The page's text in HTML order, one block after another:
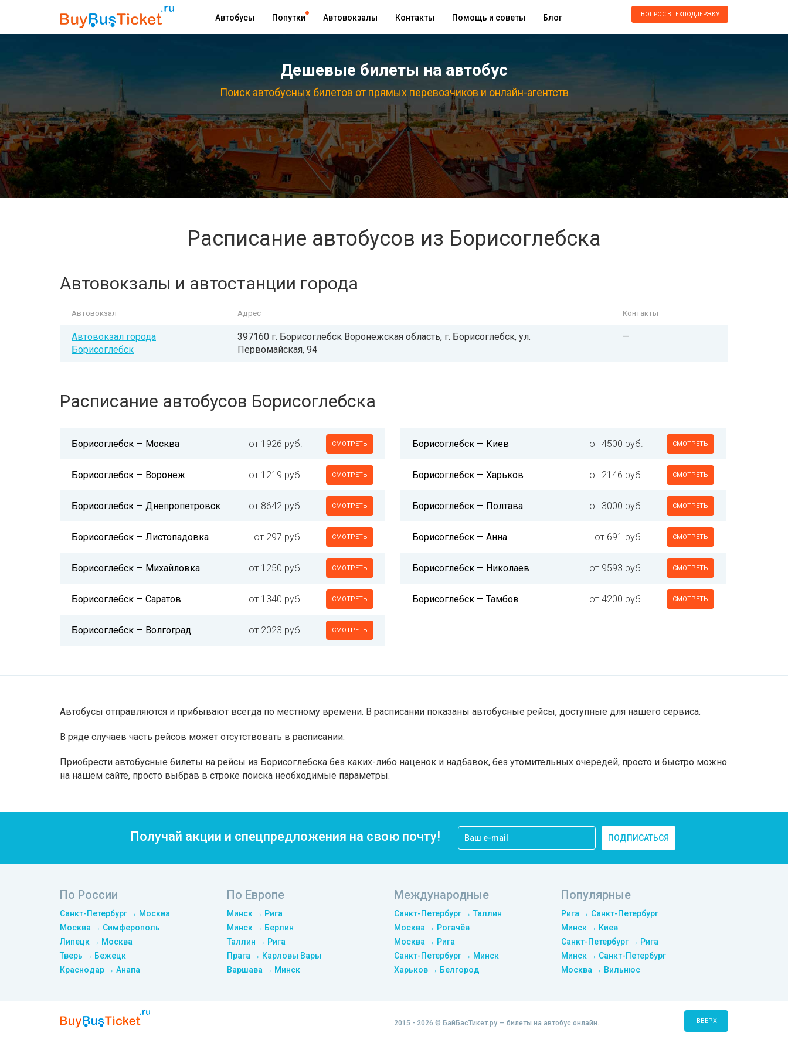
Автобусы Попутки Автовокзалы Контакты Помощь и советы Блог ВОПРОС В ТЕХПОДДЕРЖКУ
Дешевые билеты на автобус
Поиск автобусных билетов от прямых перевозчиков и онлайн-агентств
Расписание автобусов из Борисоглебска
Автовокзалы и автостанции города
Автовокзал Адрес Контакты
Автовокзал города
Борисоглебск
397160 г. Борисоглебск Воронежская область, г. Борисоглебск, ул.
Первомайская, 94
—
Расписание автобусов Борисоглебска
Борисоглебск — Москва СМОТРЕТЬ
от 1926 руб. Борисоглебск — Киев СМОТРЕТЬ
от 4500 руб.
Борисоглебск — Воронеж СМОТРЕТЬ
от 1219 руб. Борисоглебск — Харьков СМОТРЕТЬ
от 2146 руб.
Борисоглебск — Днепропетровск СМОТРЕТЬ
от 8642 руб. Борисоглебск — Полтава СМОТРЕТЬ
от 3000 руб.
Борисоглебск — Листопадовка СМОТРЕТЬ
от 297 руб. Борисоглебск — Анна СМОТРЕТЬ
от 691 руб.
Борисоглебск — Михайловка СМОТРЕТЬ
от 1250 руб. Борисоглебск — Николаев СМОТРЕТЬ
от 9593 руб.
Борисоглебск — Саратов СМОТРЕТЬ
от 1340 руб. Борисоглебск — Тамбов СМОТРЕТЬ
от 4200 руб.
Борисоглебск — Волгоград СМОТРЕТЬ
от 2023 руб.
Автобусы отправляются и прибывают всегда по местному времени. В расписании показаны автобусные рейсы, доступные для нашего сервиса.
В ряде случаев часть рейсов может отсутствовать в расписании.
Приобрести автобусные билеты на рейсы из Борисоглебска без каких-либо наценок и надбавок, без утомительных очередей, просто и быстро можно
на нашем сайте, просто выбрав в строке поиска необходимые параметры.
Получай акции и спецпредложения на свою почту! ПОДПИСАТЬСЯ
По России
Санкт-Петербург → Москва
Москва → Симферополь
Липецк → Москва
Тверь → Бежецк
Краснодар → Анапа
По Европе
Минск → Рига
Минск → Берлин
Таллин → Рига
Прага → Карловы Вары
Варшава → Минск
Международные
Санкт-Петербург → Таллин
Москва → Рогачёв
Москва → Рига
Санкт-Петербург → Минск
Харьков → Белгород
Популярные
Рига → Санкт-Петербург
Минск → Киев
Санкт-Петербург → Рига
Минск → Санкт-Петербург
Москва → Вильнюс
2015 - 2026 © БайБасТикет.ру — билеты на автобус онлайн. ВВЕРХ